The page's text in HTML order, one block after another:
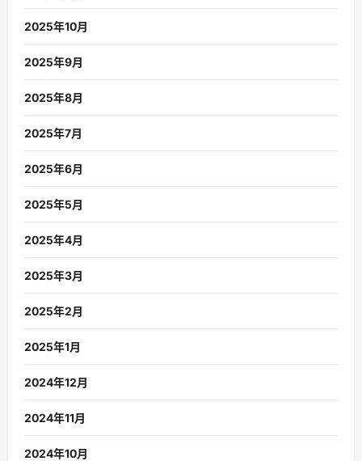
2025年10月
2025年9月
2025年8月
2025年7月
2025年6月
2025年5月
2025年4月
2025年3月
2025年2月
2025年1月
2024年12月
2024年11月
2024年10月